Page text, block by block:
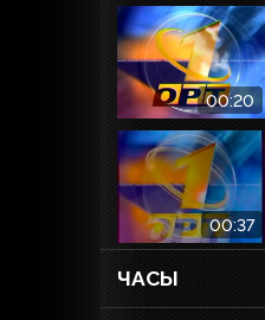
00:20
00:37
ЧАСЫ